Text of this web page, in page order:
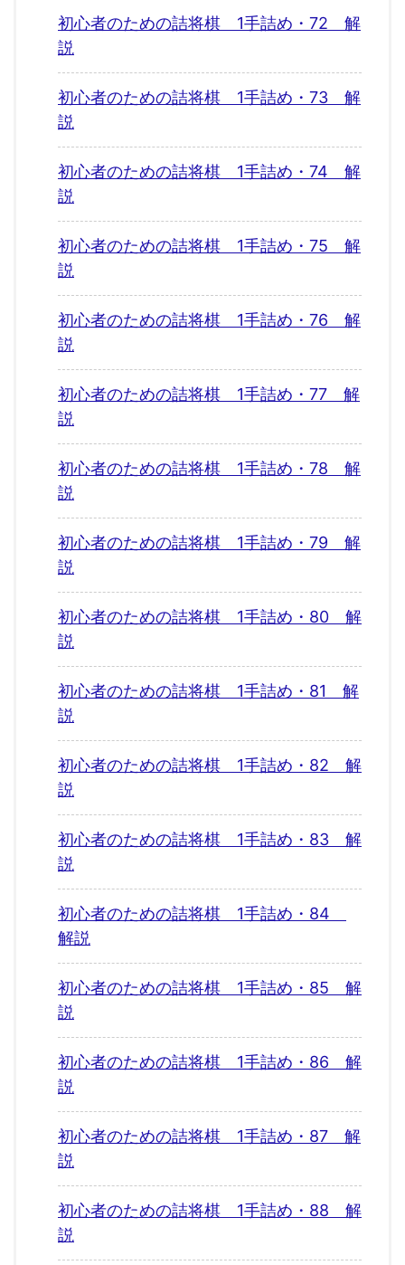
初心者のための詰将棋 1手詰め・72 解
説
初心者のための詰将棋 1手詰め・73 解
説
初心者のための詰将棋 1手詰め・74 解
説
初心者のための詰将棋 1手詰め・75 解
説
初心者のための詰将棋 1手詰め・76 解
説
初心者のための詰将棋 1手詰め・77 解
説
初心者のための詰将棋 1手詰め・78 解
説
初心者のための詰将棋 1手詰め・79 解
説
初心者のための詰将棋 1手詰め・80 解
説
初心者のための詰将棋 1手詰め・81 解
説
初心者のための詰将棋 1手詰め・82 解
説
初心者のための詰将棋 1手詰め・83 解
説
初心者のための詰将棋 1手詰め・84
解説
初心者のための詰将棋 1手詰め・85 解
説
初心者のための詰将棋 1手詰め・86 解
説
初心者のための詰将棋 1手詰め・87 解
説
初心者のための詰将棋 1手詰め・88 解
説